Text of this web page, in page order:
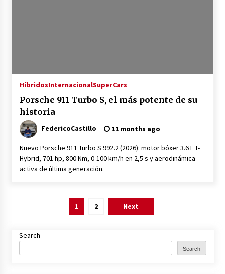
HíbridosInternacionalSuperCars
Porsche 911 Turbo S, el más potente de su
historia
FedericoCastillo 11 months ago
Nuevo Porsche 911 Turbo S 992.2 (2026): motor bóxer 3.6 L T-
Hybrid, 701 hp, 800 Nm, 0-100 km/h en 2,5 s y aerodinámica
activa de última generación.
1 2 Next
Search
Search